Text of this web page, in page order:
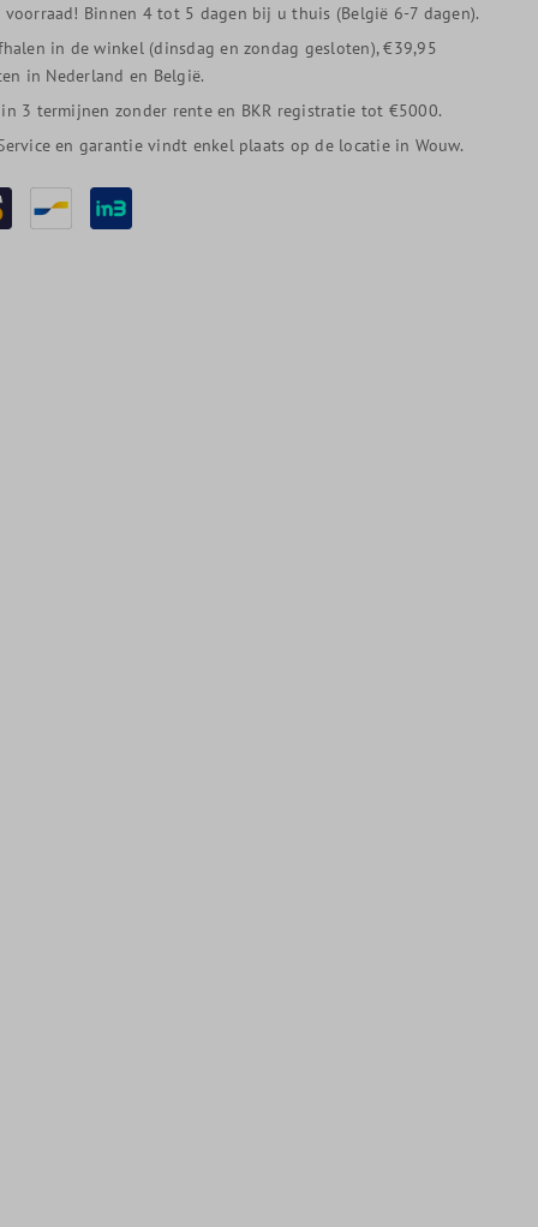
voorraad! Binnen 4 tot 5 dagen bij u thuis (België 6-7 dagen).
in de winkel (dinsdag en zondag gesloten), €39,95
in Nederland en België.
3 termijnen zonder rente en BKR registratie tot €5000.
en garantie vindt enkel plaats op de locatie in Wouw.